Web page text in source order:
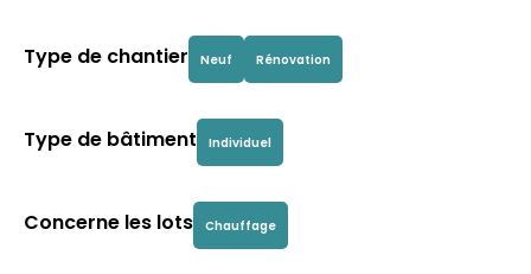
Type de chantier Neuf Rénovation
Type de bâtiment Individuel
Concerne les lots Chauffage